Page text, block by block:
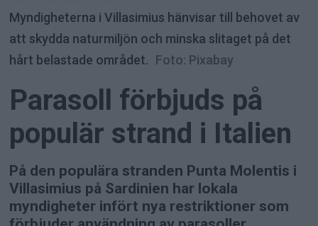
Myndigheterna i Villasimius hänvisar till behovet av
att skydda naturmiljön och minska slitaget på det
hårt belastade området. Foto: Pixabay
Parasoll förbjuds på
populär strand i Italien
På den populära stranden Punta Molentis i
Villasimius på Sardinien har lokala
myndigheter infört nya restriktioner som